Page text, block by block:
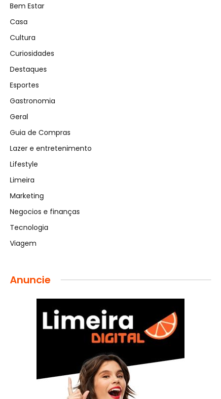
Bem Estar
Casa
Cultura
Curiosidades
Destaques
Esportes
Gastronomia
Geral
Guia de Compras
Lazer e entretenimento
Lifestyle
Limeira
Marketing
Negocios e finanças
Tecnologia
Viagem
Anuncie